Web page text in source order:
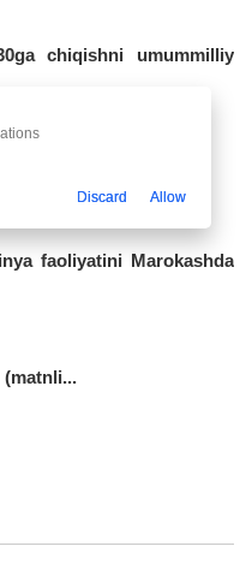
chiqishni umummilliy
faoliyatini Marokashda
Discard Allow